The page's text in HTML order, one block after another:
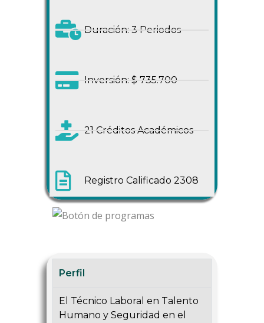
Duración: 3 Periodos
Inversión: $ 735.700
21 Créditos Académicos
Registro Calificado 2308
Perfil
El Técnico Laboral en Talento
Humano y Seguridad en el